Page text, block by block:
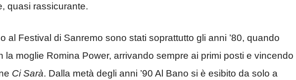
quasi rassicurante.
al Festival di Sanremo sono stati soprattutto gli anni ’80, quando
la moglie Romina Power, arrivando sempre ai primi posti e vincendo
Ci Sarà. Dalla metà degli anni ’90 Al Bano si è esibito da solo a